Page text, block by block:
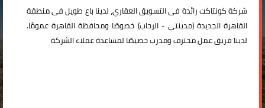
شركةكونتاكترائدة فى التسويق العقاري، لدينا باع طويل فى منطقة
القاهرة الجديدة (مدينتي -الرحاب) خصوصًا ومحافظة القاهرة عمومًا.
لدينا فريق عمل محترف ومدرب خصيصًا لمساعدة عملاء الشركة